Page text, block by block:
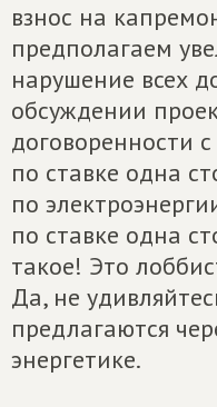
взнос на
предполагаем
нарушение всех
обсуждении
договоренности
по ставке одна
по
по ставке одна
такое! Это
Да, не
предлагаются
энергетике.